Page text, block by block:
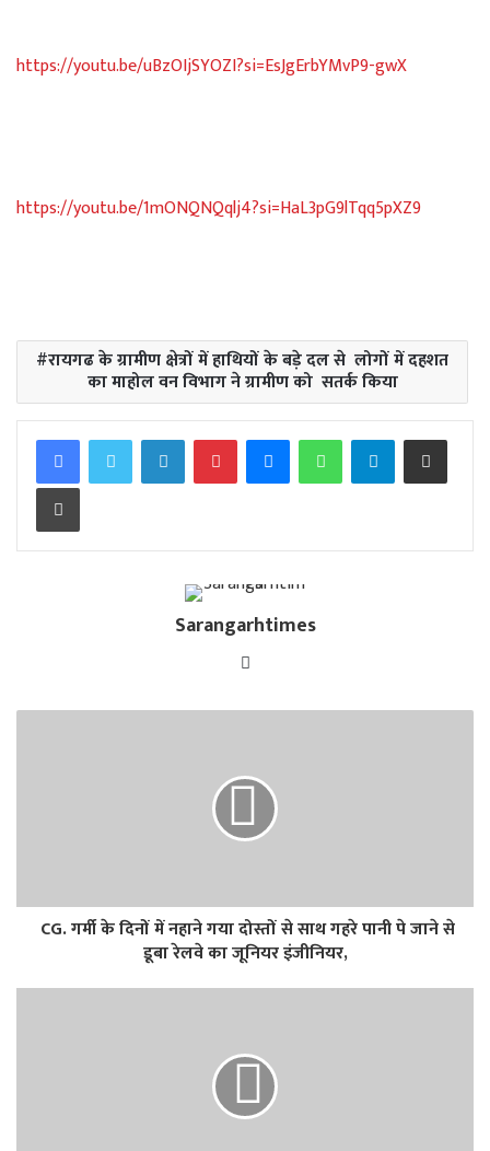
https://youtu.be/uBzOIjSYOZI?si=EsJgErbYMvP9-gwX
https://youtu.be/1mONQNQqlj4?si=HaL3pG9lTqq5pXZ9
रायगढ के ग्रामीण क्षेत्रों में हाथियों के बड़े दल से लोगों में दहशत
का माहोल वन विभाग ने ग्रामीण को सतर्क किया
FacebookTwitterLinkedInPinterestMessengerWhatsAppTelegramShare via Email
Print
Sarangarhtimes
Website
CG. गर्मी के दिनों में नहाने गया दोस्तों से साथ गहरे पानी पे जाने से
डूबा रेलवे का जूनियर इंजीनियर,